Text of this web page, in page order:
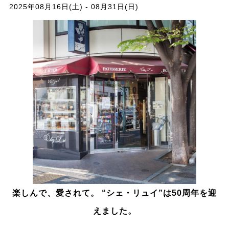
2025年08月16日(土) - 08月31日(日)
楽しんで、愛されて。 “シェ・リュイ”は50周年を迎
えました。